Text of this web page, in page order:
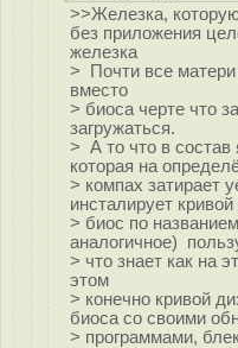
>>Железка,
без приложения
железка
> Почти все
вместо
> биоса черте что
загружаться.
> А то что в состав
которая на
> компах затирает
инсталирует
> биос по
аналогичное)
> что знает как на
этом
> конечно кривой
биоса со своими
> программами,